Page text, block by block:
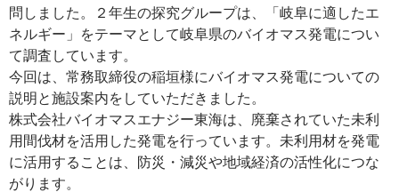
問しました。２年生の探究グループは、「岐阜に適したエ
ネルギー」をテーマとして岐阜県のバイオマス発電につい
て調査しています。
今回は、常務取締役の稲垣様にバイオマス発電についての
説明と施設案内をしていただきました。
株式会社バイオマスエナジー東海は、廃棄されていた未利
用間伐材を活用した発電を行っています。未利用材を発電
に活用することは、防災・減災や地域経済の活性化につな
がります。